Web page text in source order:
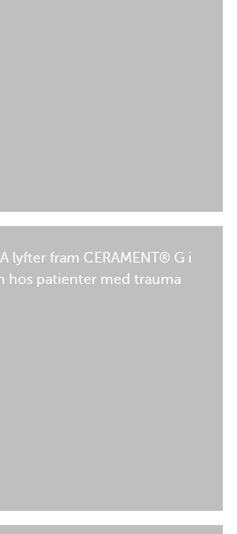
lyfter fram CERAMENT® G i
hos patienter med trauma